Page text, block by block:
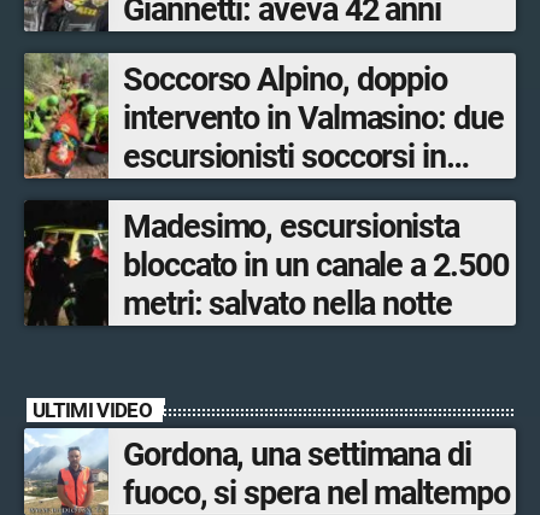
Giannetti: aveva 42 anni
Soccorso Alpino, doppio
intervento in Valmasino: due
escursionisti soccorsi in
poche ore
Madesimo, escursionista
bloccato in un canale a 2.500
metri: salvato nella notte
ULTIMI VIDEO
Gordona, una settimana di
fuoco, si spera nel maltempo